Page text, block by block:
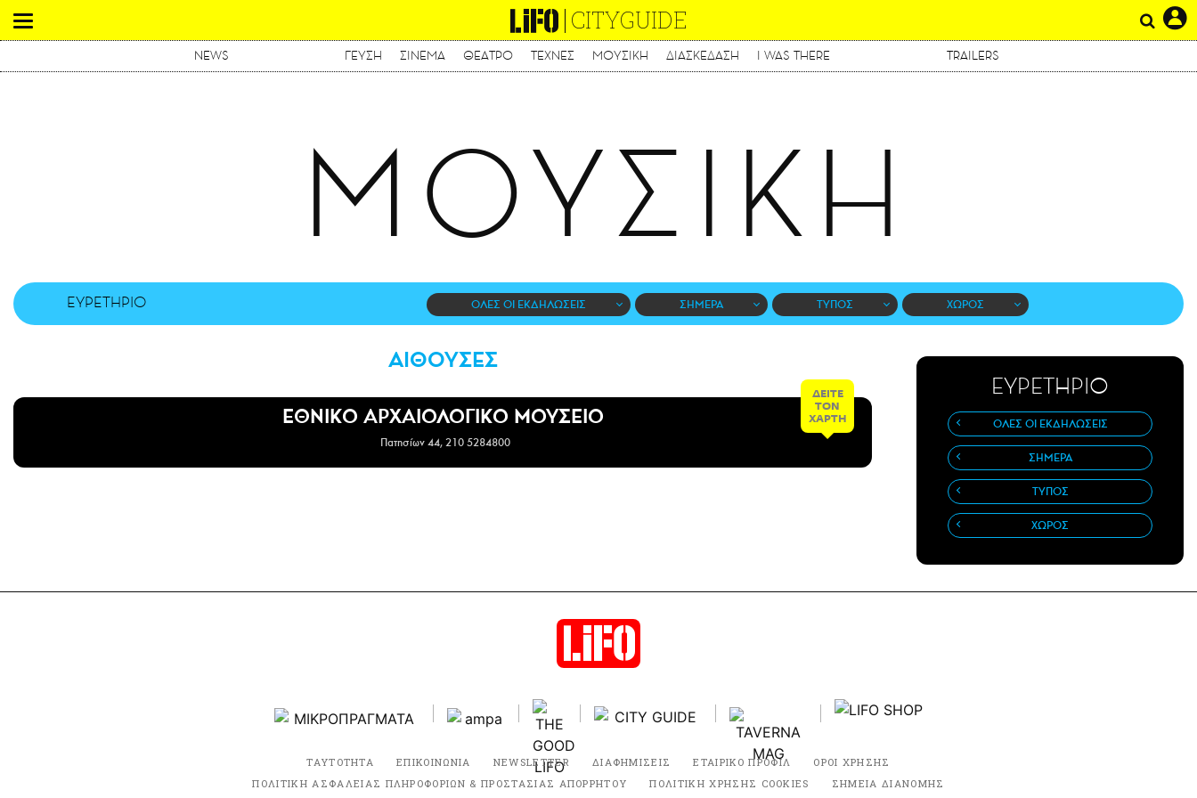
CITYGUIDE
NEWS ΓΕΥΣΗ ΣΙΝΕΜΑ ΘΕΑΤΡΟ ΤΕΧΝΕΣ ΜΟΥΣΙΚΗ ΔΙΑΣΚΕΔΑΣΗ I WAS THERE TRAILERS
ΜΟΥΣΙΚΗ
ΕΥΡΕΤΗΡΙΟ ΟΛΕΣ ΟΙ ΕΚΔΗΛΩΣΕΙΣ ΣΗΜΕΡΑ ΤΥΠΟΣ ΧΩΡΟΣ
ΑΙΘΟΥΣΕΣ
ΕΘΝΙΚΟ ΑΡΧΑΙΟΛΟΓΙΚΟ ΜΟΥΣΕΙΟ
Πατησίων 44, 210 5284800
ΔΕΙΤΕ
ΤΟΝ
ΧΑΡΤΗ
ΕΥΡΕΤΗΡΙΟ
ΟΛΕΣ ΟΙ ΕΚΔΗΛΩΣΕΙΣ
ΣΗΜΕΡΑ
ΤΥΠΟΣ
ΧΩΡΟΣ
ΤΑΥΤΟΤΗΤΑ ΕΠΙΚΟΙΝΩΝΙΑ NEWSLETTER ΔΙΑΦΗΜΙΣΕΙΣ ΕΤΑΙΡΙΚΟ ΠΡΟΦΙΛ
ΟΡΟΙ ΧΡΗΣΗΣ
ΠΟΛΙΤΙΚΗ ΑΣΦΑΛΕΙΑΣ ΠΛΗΡΟΦΟΡΙΩΝ & ΠΡΟΣΤΑΣΙΑΣ ΑΠΟΡΡΗΤΟΥ
ΠΟΛΙΤΙΚΗ ΧΡΗΣΗΣ COOKIES ΣΗΜΕΙΑ ΔΙΑΝΟΜΗΣ